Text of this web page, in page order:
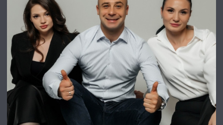
позвоните ☎, и мы обязательно подберем нужный объект
по самым выгодным условиям на рынке коммерческой
недвижимости!
⭐ Добавьте объявление в Избранное, чтобы не потерять!
С Уважением, Дмитрий.
Недвижимость Северо-Запада.